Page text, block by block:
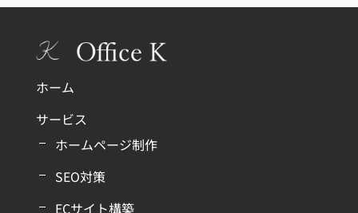
ホーム
サービス
ホームページ制作
SEO対策
ECサイト構築